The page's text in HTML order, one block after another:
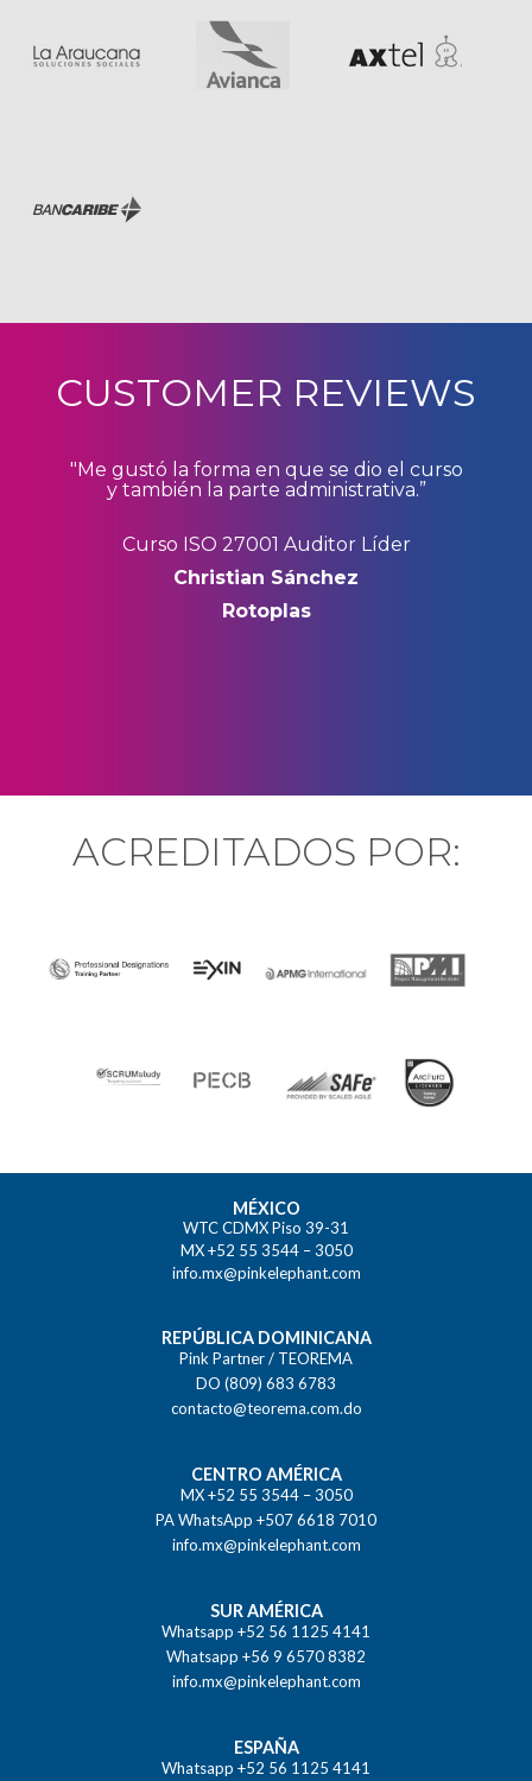
CUSTOMER REVIEWS
"Me gustó la forma en que se dio el curso
y también la parte administrativa.”
Curso ISO 27001 Auditor Líder
Christian Sánchez
Rotoplas
ACREDITADOS POR:
MÉXICO
WTC CDMX Piso 39-31
MX +52 55 3544 – 3050
info.mx@pinkelephant.com
REPÚBLICA DOMINICANA
Pink Partner / TEOREMA
DO (809) 683 6783
contacto@teorema.com.do
CENTRO AMÉRICA
MX +52 55 3544 – 3050
PA WhatsApp +507 6618 7010
info.mx@pinkelephant.com
SUR AMÉRICA
Whatsapp +52 56 1125 4141
Whatsapp +56 9 6570 8382
info.mx@pinkelephant.com
ESPAÑA
Whatsapp +52 56 1125 4141